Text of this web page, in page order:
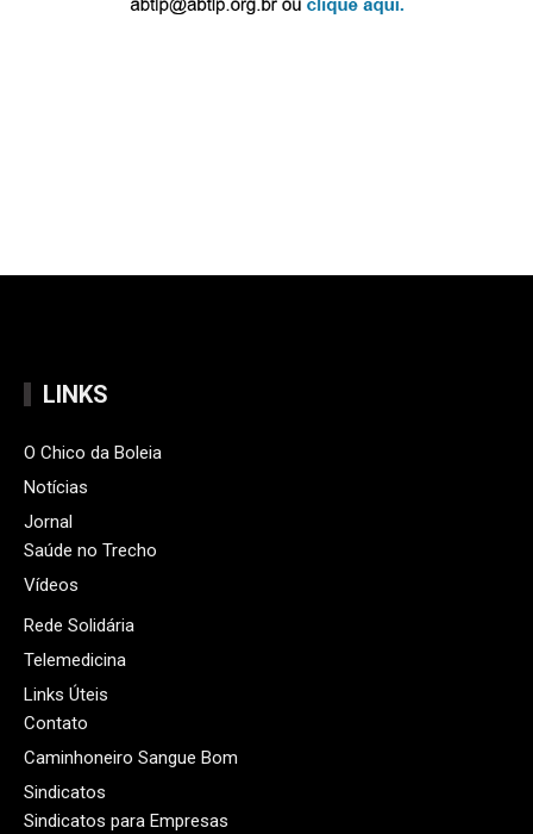
LINKS
O Chico da Boleia
Notícias
Jornal
Saúde no Trecho
Vídeos
Rede Solidária
Telemedicina
Links Úteis
Contato
Caminhoneiro Sangue Bom
Sindicatos
Sindicatos para Empresas